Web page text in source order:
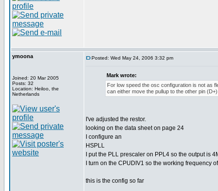
ymoona
Joined: 20 Mar 2005
Posts: 32
Location: Heiloo, the
Netherlands
Posted: Wed May 24, 2006 3:32 pm
Mark wrote:
For low speed the osc configuration is not as
can either move the pullup to the other pin
I've adjusted the restor.
looking on the data sheet on page 24
I configure an
HSPLL
I put the PLL prescaler on PPL4 so the output is
I turn on the CPUDIV1 so the working frequency
this is the config so far